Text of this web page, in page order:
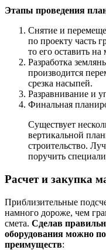
Этапы проведения
Снятие и
по проекту часть
то его оставить на
Разработка
производится
срезка насыпей.
Разравнивание и
Финальная
Существует
вертикальной
строительство.
поручить
Расчет и закупка
Приблизительные
намного дороже, чем
смета. Сделав
оборудования можно
преимуществ: